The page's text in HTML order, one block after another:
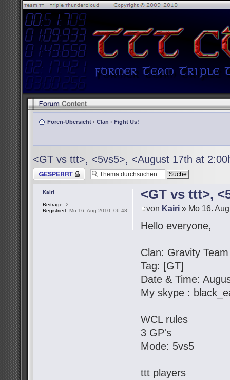
Foren-Übersicht ‹ Clan ‹ Fight Us!
<GT vs ttt>, <5vs5>, <August 17th at
Thema gesperrt
<GT vs ttt>,
von Kairi » Mo 16.
Hello everyone,
Clan: Gravity Team
Tag: [GT]
Date & Time:
My skype :
WCL rules
3 GP's
Mode: 5vs5
ttt players
Kairi
Beiträge: 2
Registriert: Mo 16. Aug 2010, 06:48